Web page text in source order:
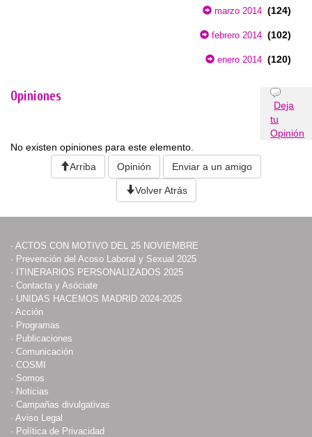
marzo 2014 (124)
febrero 2014 (102)
enero 2014 (120)
Opiniones
Deja
tu
Opinión
No existen opiniones para este elemento.
Arriba
Opinión Enviar a un amigo
Volver Atrás
· ACTOS CON MOTIVO DEL 25 NOVIEMBRE
· Prevención del Acoso Laboral y Sexual 2025
· ITINERARIOS PERSONALIZADOS 2025
· Contacta y Asóciate
· UNIDAS HACEMOS MADRID 2024-2025
· Acción
· Programas
· Publicaciones
· Comunicación
· COSMI
· Somos
· Noticias
· Campañas divulgativas
· Aviso Legal
· Política de Privacidad